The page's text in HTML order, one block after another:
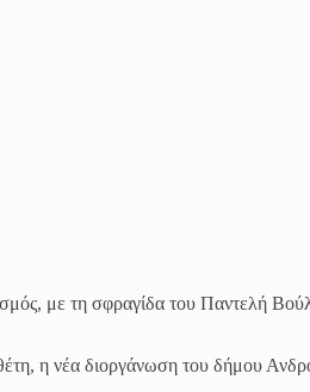
με τη σφραγίδα του Παντελή
η νέα διοργάνωση του δήμου